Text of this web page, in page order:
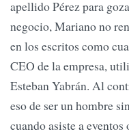
apellido Pérez para
negocio, Mariano no
en los escritos como
CEO de la empresa,
Esteban Yabrán. Al
eso de ser un hombre
cuando asiste a